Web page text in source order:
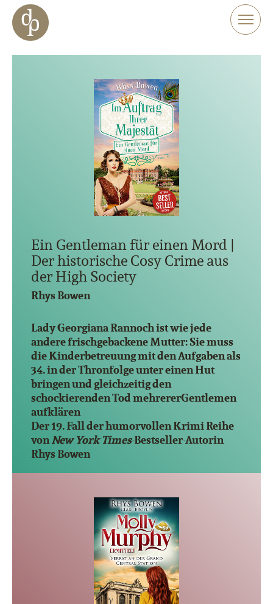
Zum Haupt-Inhalt springen
Zur Navigation springen
Zur Website-Suche springen
Ein Gentleman für einen Mord |
Der historische Cosy Crime aus
der High Society
Rhys Bowen
Lady Georgiana Rannoch ist wie jede
andere frischgebackene Mutter: Sie muss
die Kinderbetreuung mit den Aufgaben als
34. in der Thronfolge unter einen Hut
bringen und gleichzeitig den
schockierenden Tod mehrererGentlemen
aufklären
Der 19. Fall der humorvollen Krimi Reihe
vonNew York Times-Bestseller-Autorin
Rhys Bowen